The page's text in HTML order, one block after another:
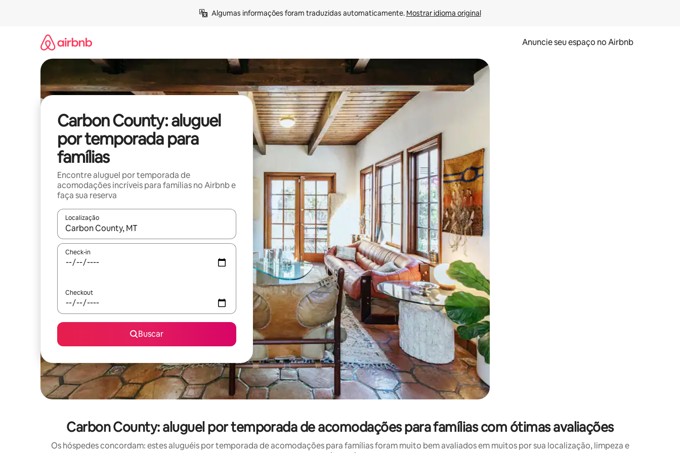
Algumas informações foram traduzidas automaticamente. Mostrar idioma original
Anuncie seu espaço no Airbnb
Carbon County: aluguel
por temporada para
famílias
Encontre aluguel por temporada de
acomodações incríveis para famílias no Airbnb e
faça sua reserva
Localização
Quando os resultados estiverem disponíveis, explore-os usando as seta para cima e para baixo do teclado ou tocando e deslizando o dedo na tela.
Check-in
Checkout
Buscar
Carbon County: aluguel por temporada de acomodações para famílias com ótimas avaliações
Os hóspedes concordam: estes aluguéis por temporada de acomodações para famílias foram muito bem avaliados em muitos por sua localização, limpeza e